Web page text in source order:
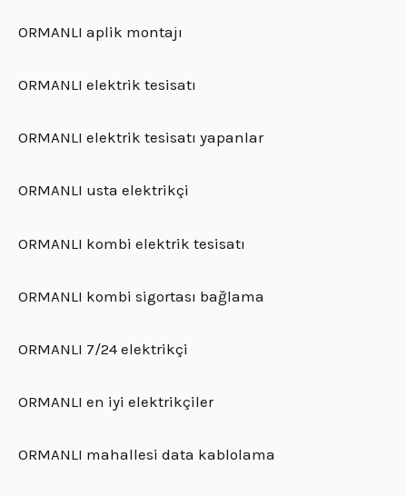
ORMANLI aplik montajı
ORMANLI elektrik tesisatı
ORMANLI elektrik tesisatı yapanlar
ORMANLI usta elektrikçi
ORMANLI kombi elektrik tesisatı
ORMANLI kombi sigortası bağlama
ORMANLI 7/24 elektrikçi
ORMANLI en iyi elektrikçiler
ORMANLI mahallesi data kablolama